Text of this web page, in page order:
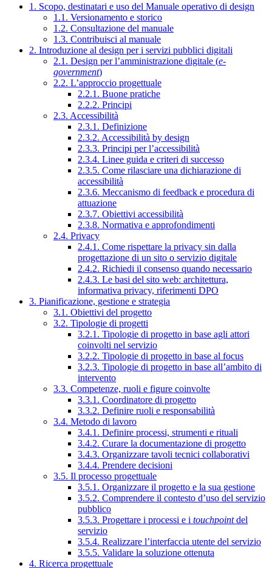
1. Scopo, destinatari e uso del Manuale operativo di design
1.1. Versionamento e storico
1.2. Consultazione del manuale
1.3. Contribuisci al manuale
2. Introduzione al design per i servizi pubblici digitali
2.1. Design per l’amministrazione digitale (e-
government)
2.2. L’approccio progettuale
2.2.1. Buone pratiche
2.2.2. Principi
2.3. Accessibilità
2.3.1. Definizione
2.3.2. Accessibilità by design
2.3.3. Principi per l’accessibilità
2.3.4. Linee guida e criteri di successo
2.3.5. Come rilasciare una dichiarazione di
accessibilità
2.3.6. Meccanismo di feedback e procedura di
attuazione
2.3.7. Obiettivi accessibilità
2.3.8. Normativa e approfondimenti
2.4. Privacy
2.4.1. Come rispettare la privacy sin dalla
progettazione di un sito o servizio digitale
2.4.2. Richiedi il consenso quando necessario
2.4.3. Le basi del sito web: architettura,
informativa privacy, riferimenti DPO
3. Pianificazione, gestione e strategia
3.1. Obiettivi del progetto
3.2. Tipologie di progetti
3.2.1. Tipologie di progetto in base agli attori
coinvolti nel servizio
3.2.2. Tipologie di progetto in base al focus
3.2.3. Tipologie di progetto in base all’ambito di
intervento
3.3. Competenze, ruoli e figure coinvolte
3.3.1. Coordinatore di progetto
3.3.2. Definire ruoli e responsabilità
3.4. Metodo di lavoro
3.4.1. Definire processi, strumenti e rituali
3.4.2. Curare la documentazione di progetto
3.4.3. Organizzare tavoli tecnici collaborativi
3.4.4. Prendere decisioni
3.5. Il processo progettuale
3.5.1. Organizzare il progetto e la sua gestione
3.5.2. Comprendere il contesto d’uso del servizio
pubblico
3.5.3. Progettare i processi e i touchpointdel
servizio
3.5.4. Realizzare l’interfaccia utente del servizio
3.5.5. Validare la soluzione ottenuta
4. Ricerca progettuale